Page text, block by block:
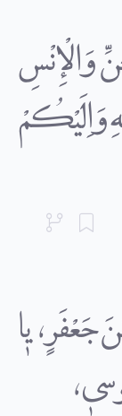
وَالْإِنْسِ
وَاِلَیْکُمْ
جَعْفَرٍ، یٰا